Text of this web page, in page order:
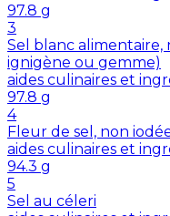
97.8 g
3
Sel blanc alimentaire,
ignigène ou gemme)
aides culinaires et
97.8 g
4
Fleur de sel, non
aides culinaires et
94.3 g
5
Sel au céleri